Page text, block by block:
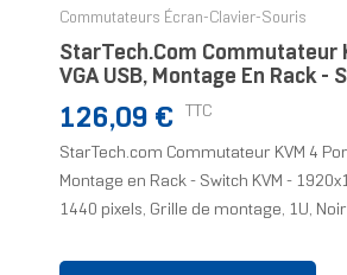
Commutateurs Écran-Clavier-Souris
StarTech.com Commutateur
VGA USB, Montage En Rack -
Prix
126,09 € TTC
StarTech.com Commutateur KVM 4
Montage en Rack - Switch KVM -
1440 pixels, Grille de montage, 1U, Noir